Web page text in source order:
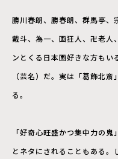
勝川春朗、勝春朗、群馬亭、
戴斗、為一、画狂人、卍老
ンとくる日本画好きな方もい
（芸名）だ。実は「葛飾北
る。
「好奇心旺盛かつ集中力の
とネタにされることもある。